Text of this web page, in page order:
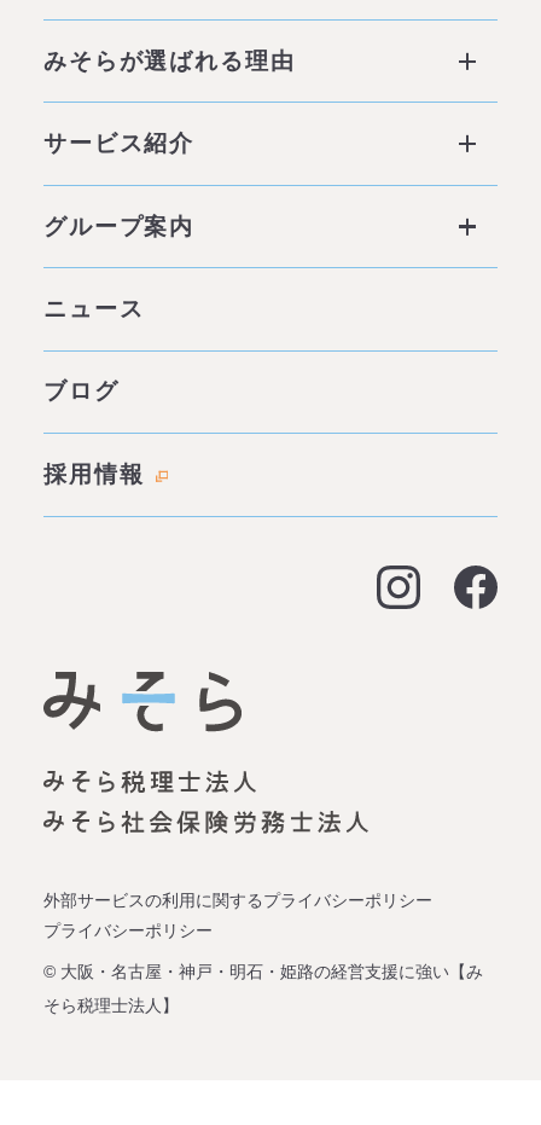
みそらが選ばれる理由
他社との違い
サービス紹介
社会背景
みそらの独自性
料金表
資金調達（事業融資）
資金調達（創業融資）
労務顧問
事業承継
会社設立
グループ案内
代表あいさつ
名古屋オフィス
明石オフィス
ニュース
ブログ
採用情報
外部サービスの利用に関するプライバシーポリシー
プライバシーポリシー
© 大阪・名古屋・神戸・明石・姫路の経営支援に強い【み
そら税理士法人】